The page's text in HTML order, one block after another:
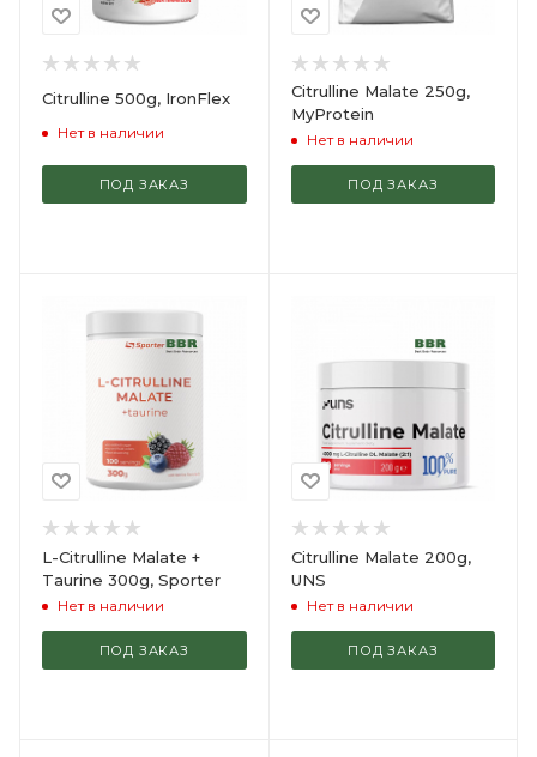
Citrulline 500g, IronFlex
Нет в наличии
ПОД ЗАКАЗ
Citrulline Malate 250g,
MyProtein
Нет в наличии
ПОД ЗАКАЗ
L-Citrulline Malate +
Taurine 300g, Sporter
Нет в наличии
ПОД ЗАКАЗ
Citrulline Malate 200g,
UNS
Нет в наличии
ПОД ЗАКАЗ